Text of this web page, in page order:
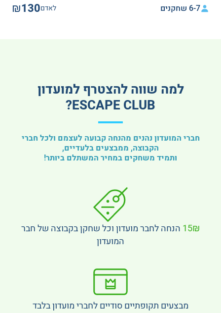
6-7 שחקנים לאדם₪130
למה שווה להצטרף למועדון
ESCAPE CLUB?
חברי המועדון נהנים מהנחה קבועה לעצמם ולכל חברי
הקבוצה, ממבצעים בלעדיים,
ותמיד משחקים במחיר המשתלם ביותר!
15₪ הנחה לחבר מועדון וכל שחקן בקבוצה של חבר
המועדון
מבצעים תקופתיים סודיים לחברי מועדון בלבד